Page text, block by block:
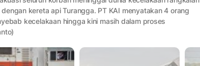
kereta api Turangga. PT KAI menyatakan 4 orang
kecelakaan hingga kini masih dalam proses